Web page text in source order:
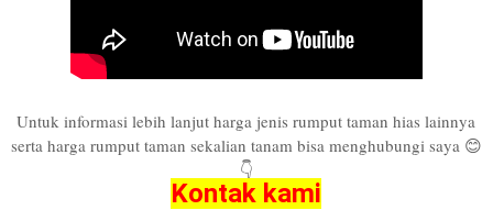
Untuk informasi lebih lanjut harga jenis rumput taman hias lainnya
serta harga rumput taman sekalian tanam bisa menghubungi saya 😊
👇
Kontak kami